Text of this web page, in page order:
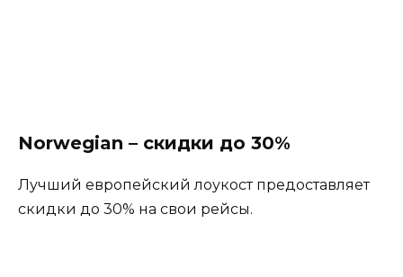
Norwegian – скидки до 30%
Лучший европейский лоукост предоставляет
скидки до 30% на свои рейсы.